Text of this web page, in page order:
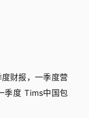
财报，一季度营
季度 Tims中国包